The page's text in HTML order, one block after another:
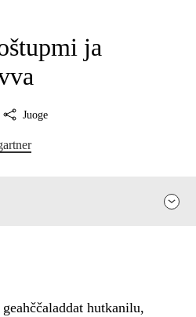
ja
Juoge
hutkanilu,